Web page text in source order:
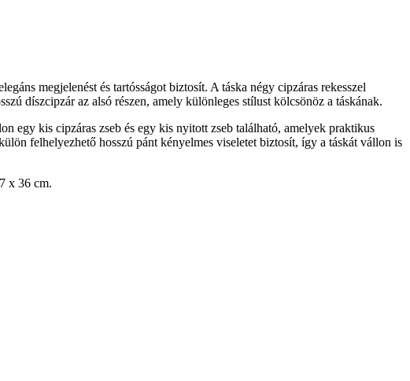
megjelenést és tartósságot biztosít. A táska négy cipzáras rekesszel
díszcipzár az alsó részen, amely különleges stílust kölcsönöz a táskának.
egy kis cipzáras zseb és egy kis nyitott zseb található, amelyek praktikus
felhelyezhető hosszú pánt kényelmes viseletet biztosít, így a táskát vállon is
x 36 cm.